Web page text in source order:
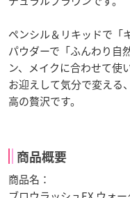
ペンシル＆リキッドで「
パウダーで「ふんわり自
ン、メイクに合わせて使
お迎えして気分で変える
高の贅沢です。
商品概要
商品名：